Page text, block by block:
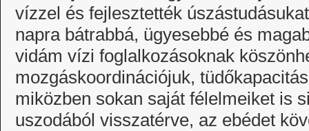
vízzel és fejlesztették
napra bátrabbá, ügyesebbé és
vidám vízi foglalkozásoknak
mozgáskoordinációjuk,
miközben sokan saját félelmeiket is
uszodából visszatérve, az ebédet